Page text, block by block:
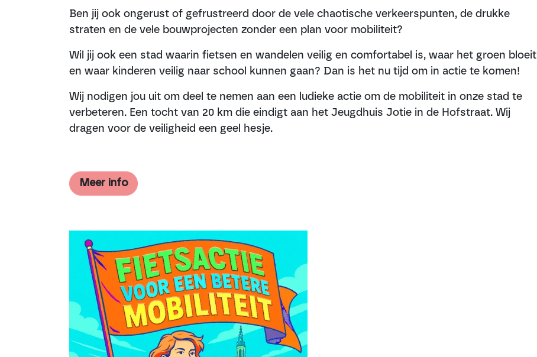
Ben jij ook ongerust of gefrustreerd door de vele chaotische verkeerspunten, de drukke
straten en de vele bouwprojecten zonder een plan voor mobiliteit?
Wil jij ook een stad waarin fietsen en wandelen veilig en comfortabel is, waar het groen bloeit
en waar kinderen veilig naar school kunnen gaan? Dan is het nu tijd om in actie te komen!
Wij nodigen jou uit om deel te nemen aan een ludieke actie om de mobiliteit in onze stad te
verbeteren. Een tocht van 20 km die eindigt aan het Jeugdhuis Jotie in de Hofstraat. Wij
dragen voor de veiligheid een geel hesje.
Meer info